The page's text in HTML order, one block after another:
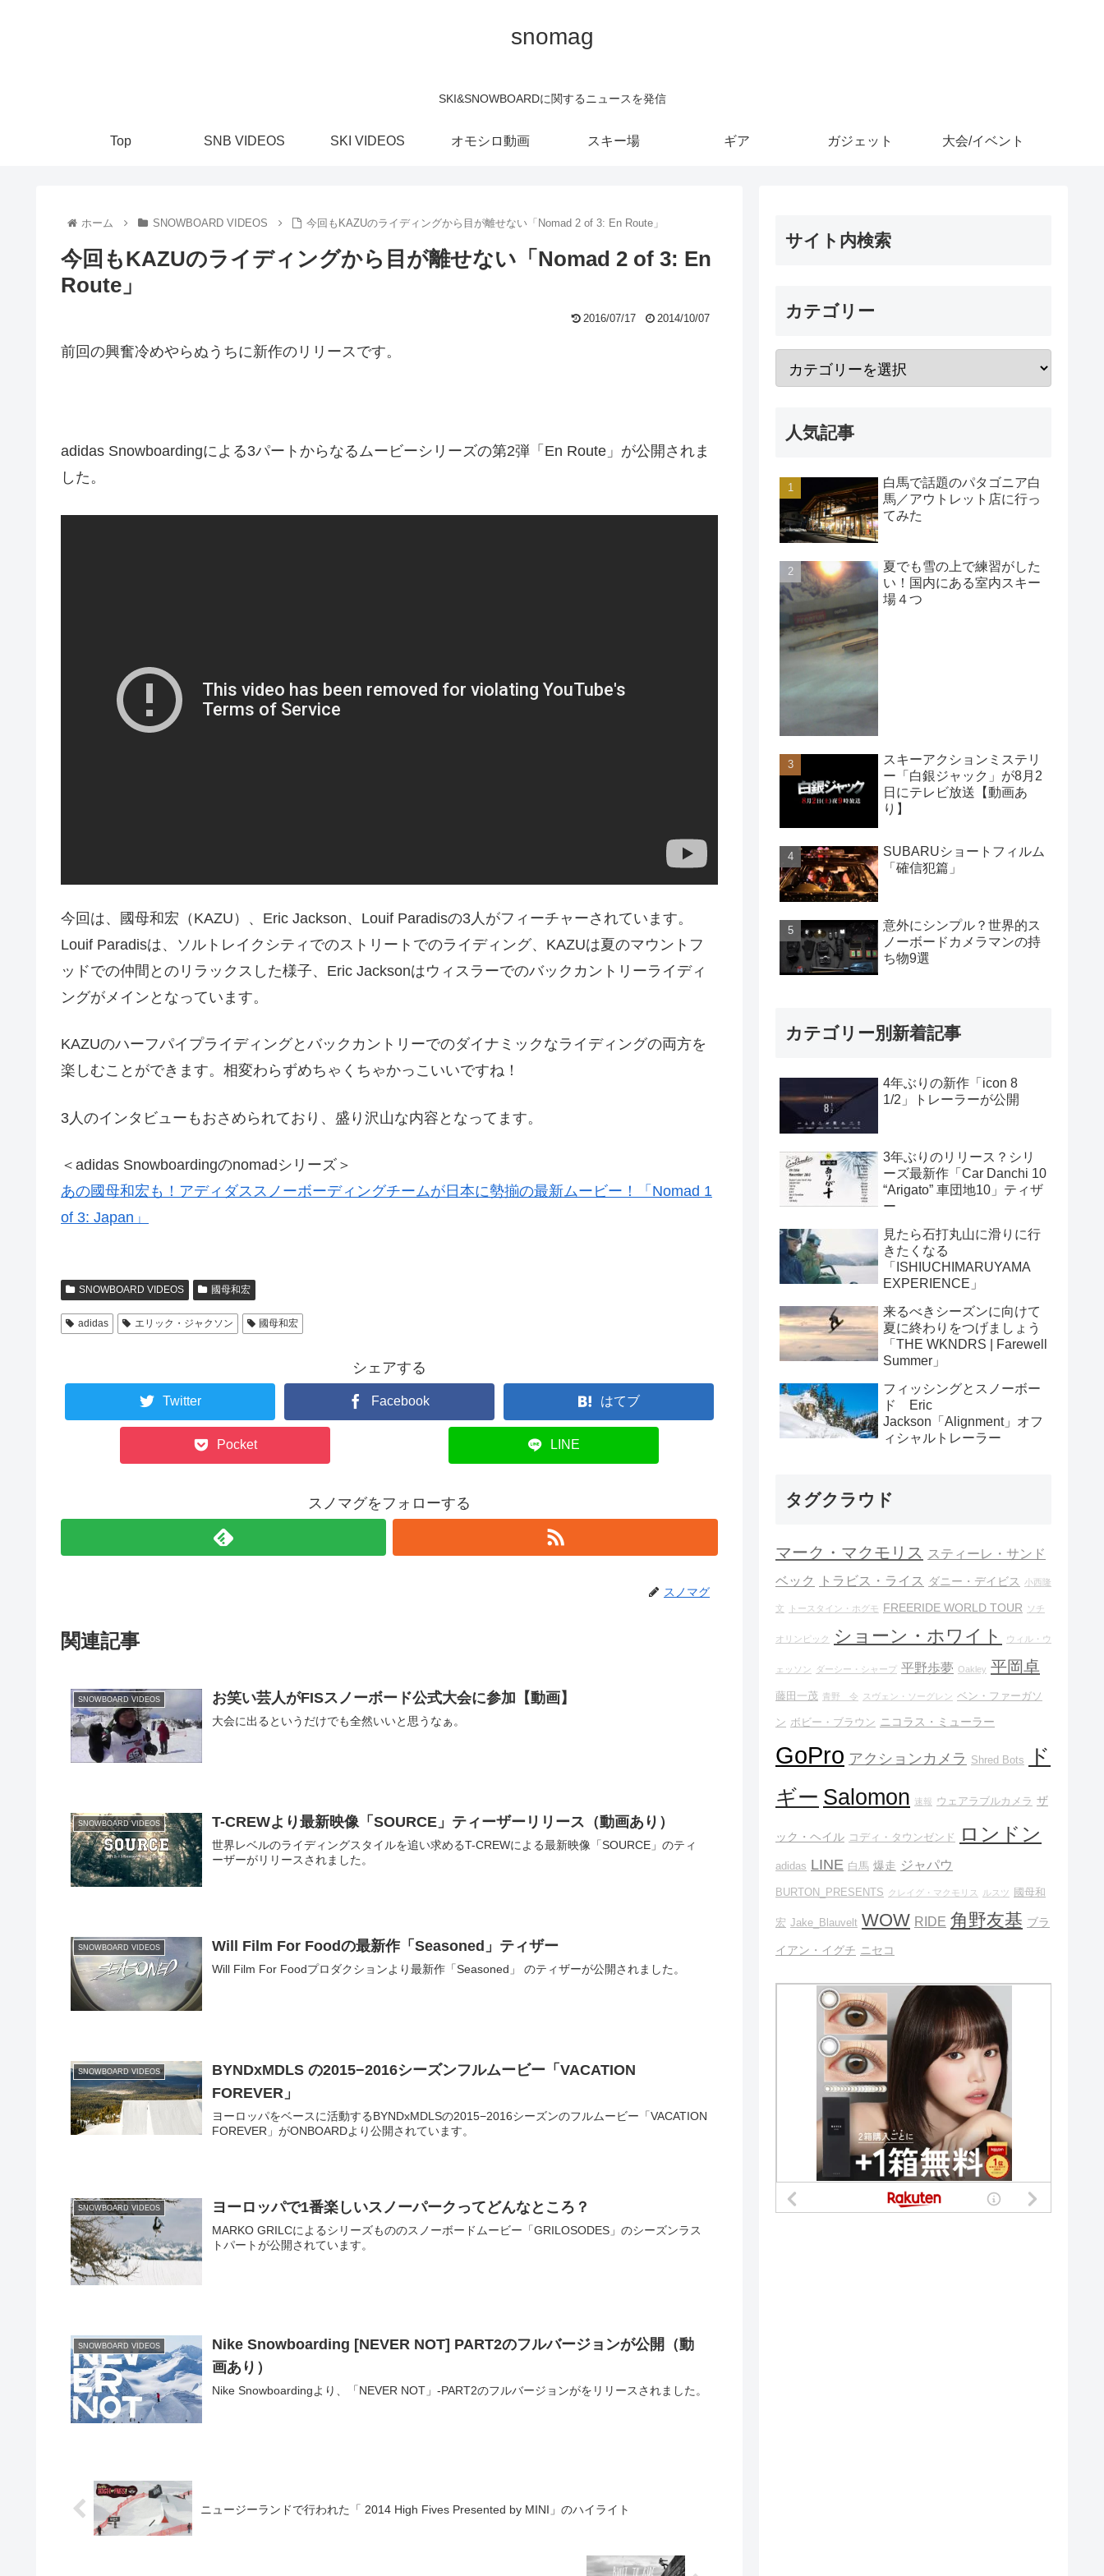
snomag
SKI&SNOWBOARDに関するニュースを発信
Top SNB VIDEOS SKI VIDEOS オモシロ動画 スキー場 ギア ガジェット 大会/イベント
ホーム SNOWBOARD VIDEOS 今回もKAZUのライディングから目が離せない「Nomad 2 of 3: En Route」
今回もKAZUのライディングから目が離せない「Nomad 2 of 3: En
Route」
2016/07/17 2014/10/07
前回の興奮冷めやらぬうちに新作のリリースです。
adidas Snowboardingによる3パートからなるムービーシリーズの第2弾「En Route」が公開されま
した。
今回は、國母和宏（KAZU）、Eric Jackson、Louif Paradisの3人がフィーチャーされています。
Louif Paradisは、ソルトレイクシティでのストリートでのライディング、KAZUは夏のマウントフ
ッドでの仲間とのリラックスした様子、Eric Jacksonはウィスラーでのバックカントリーライディ
ングがメインとなっています。
KAZUのハーフパイプライディングとバックカントリーでのダイナミックなライディングの両方を
楽しむことができます。相変わらずめちゃくちゃかっこいいですね！
3人のインタビューもおさめられており、盛り沢山な内容となってます。
＜adidas Snowboardingのnomadシリーズ＞
あの國母和宏も！アディダススノーボーディングチームが日本に勢揃の最新ムービー！「Nomad 1
of 3: Japan」
SNOWBOARD VIDEOS 國母和宏
adidas エリック・ジャクソン 國母和宏
シェアする
Twitter Facebook はてブ
Pocket LINE
スノマグをフォローする
スノマグ
関連記事
SNOWBOARD VIDEOS お笑い芸人がFISスノーボード公式大会に参加【動画】
大会に出るというだけでも全然いいと思うなぁ。
SNOWBOARD VIDEOS T-CREWより最新映像「SOURCE」ティーザーリリース（動画あり）
世界レベルのライディングスタイルを追い求めるT-CREWによる最新映像「SOURCE」のティ
ーザーがリリースされました。
SNOWBOARD VIDEOS Will Film For Foodの最新作「Seasoned」ティザー
Will Film For Foodプロダクションより最新作「Seasoned」 のティザーが公開されました。
SNOWBOARD VIDEOS
BYNDxMDLS の2015−2016シーズンフルムービー「VACATION
FOREVER」
ヨーロッパをベースに活動するBYNDxMDLSの2015−2016シーズンのフルムービー「VACATION
FOREVER」がONBOARDより公開されています。
SNOWBOARD VIDEOS ヨーロッパで1番楽しいスノーパークってどんなところ？
MARKO GRILCによるシリーズもののスノーボードムービー「GRILOSODES」のシーズンラス
トパートが公開されています。
SNOWBOARD VIDEOS
Nike Snowboarding [NEVER NOT] PART2のフルバージョンが公開（動
画あり）
Nike Snowboardingより、「NEVER NOT」-PART2のフルバージョンがをリリースされました。
ニュージーランドで行われた「 2014 High Fives Presented by MINI」のハイライト
サイト内検索
カテゴリー
人気記事
白馬で話題のパタゴニア白
馬／アウトレット店に行っ
てみた
夏でも雪の上で練習がした
い！国内にある室内スキー
場４つ
スキーアクションミステリ
ー「白銀ジャック」が8月2
日にテレビ放送【動画あ
り】
SUBARUショートフィルム
「確信犯篇」
意外にシンプル？世界的ス
ノーボードカメラマンの持
ち物9選
カテゴリー別新着記事
4年ぶりの新作「icon 8
1/2」トレーラーが公開
3年ぶりのリリース？シリ
ーズ最新作「Car Danchi 10
“Arigato” 車団地10」ティザ
ー
見たら石打丸山に滑りに行
きたくなる
「ISHIUCHIMARUYAMA
EXPERIENCE」
来るべきシーズンに向けて
夏に終わりをつげましょう
「THE WKNDRS | Farewell
Summer」
フィッシングとスノーボー
ド Eric
Jackson「Alignment」オフ
ィシャルトレーラー
タグクラウド
マーク・マクモリス スティーレ・サンド
ベック
トラビス・ライス ダニー・デイビス 小西隆
文 トースタイン・ホグモ FREERIDE WORLD TOUR ソチ
オリンピック ショーン・ホワイト ウィル・ウ
ェッソン ダーシー・シャープ 平野歩夢 Oakley 平岡卓
藤田一茂 青野 令 スヴェン・ソーグレン ベン・ファーガソ
ン ボビー・ブラウン ニコラス・ミューラー
GoPro アクションカメラ Shred Bots
ド
ギー Salomon 速報 ウェアラブルカメラ ザ
ック・ヘイル コディ・タウンゼンド ロンドン
adidas LINE 白馬 爆走 ジャパウ
BURTON_PRESENTS クレイグ・マクモリス ルスツ 國母和
宏 Jake_Blauvelt WOW RIDE 角野友基 ブラ
イアン・イグチ ニセコ